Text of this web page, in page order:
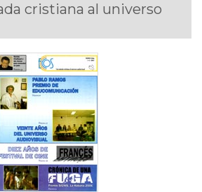
cristiana al universo